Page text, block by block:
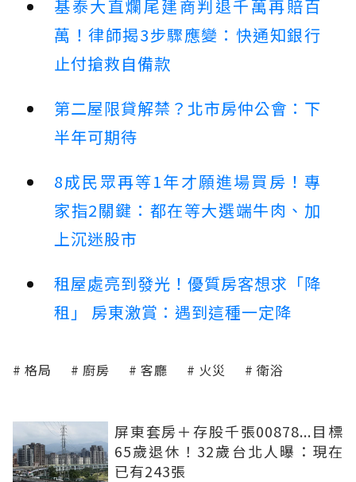
基泰大直爛尾建商判退千萬再賠百
萬！律師揭3步驟應變：快通知銀行
止付搶救自備款
第二屋限貸解禁？北市房仲公會：下
半年可期待
8成民眾再等1年才願進場買房！專
家指2關鍵：都在等大選端牛肉、加
上沉迷股市
租屋處亮到發光！優質房客想求「降
租」 房東激賞：遇到這種一定降
格局 廚房 客廳 火災 衛浴
屏東套房＋存股千張00878...目標
65歲退休！32歲台北人曝：現在
已有243張